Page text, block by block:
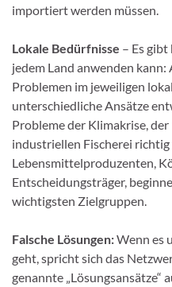
importiert werden müssen.
Lokale Bedürfnisse – Es
jedem Land anwenden
Problemen im jeweiligen
unterschiedliche Ansätze
Probleme der Klimakrise,
industriellen Fischerei richtig
Lebensmittelproduzenten,
Entscheidungsträger,
wichtigsten Zielgruppen.
Falsche Lösungen:Wenn es
geht, spricht sich das
genannte „Lösungsansätze“